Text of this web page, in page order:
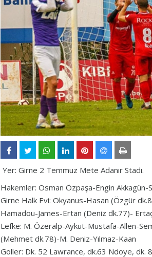
Yer: Girne 2 Temmuz Mete Adanır Stadı.
Hakemler: Osman Özpaşa-Engin Akkagün-
Girne Halk Evi: Okyanus-Hasan (Özgür
Hamadou-James-Ertan (Deniz dk.77)-
Lefke: M. Özeralp-Aykut-Mustafa-Allen-
(Mehmet dk.78)-M. Deniz-Yılmaz-Kaan
Goller: Dk. 52 Lawrance, dk.63 Ndoye, dk.